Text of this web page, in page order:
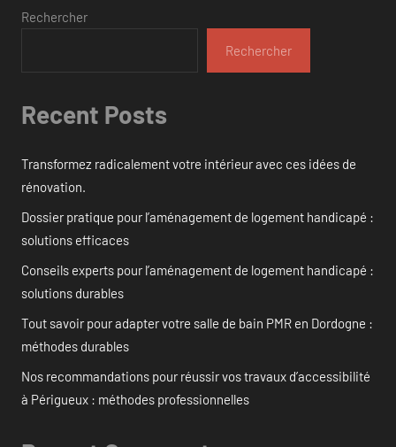
Rechercher
Rechercher
Recent Posts
Transformez radicalement votre intérieur avec ces idées de
rénovation.
Dossier pratique pour l’aménagement de logement handicapé :
solutions efficaces
Conseils experts pour l’aménagement de logement handicapé :
solutions durables
Tout savoir pour adapter votre salle de bain PMR en Dordogne :
méthodes durables
Nos recommandations pour réussir vos travaux d’accessibilité
à Périgueux : méthodes professionnelles